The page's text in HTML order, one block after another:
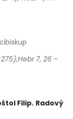
275);Hebr7, 26 –
Filip. Radový